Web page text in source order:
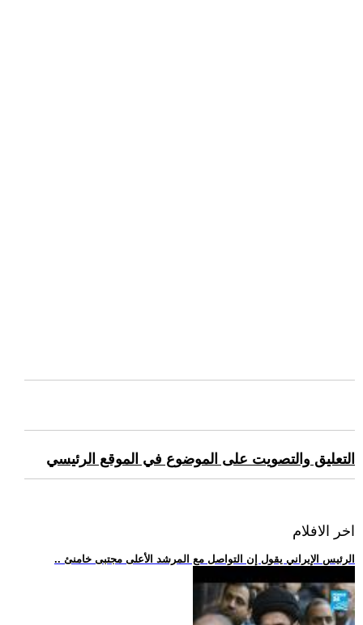
التعليق والتصويت على الموضوع في الموقع الرئيسي
اخر الافلام
.. الرئيس الإيراني يقول إن التواصل مع المرشد الأعلى مجتبى خامنئ